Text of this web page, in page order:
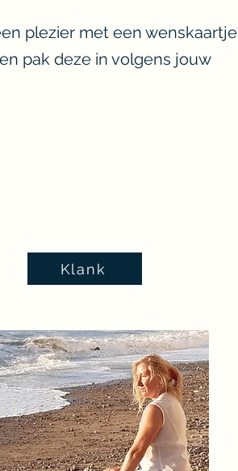
plezier met een wenskaartje
pak deze in volgens jouw
Klank